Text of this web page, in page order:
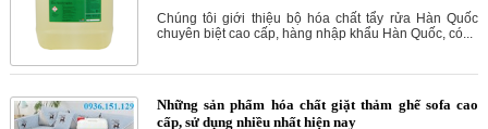
Chúng tôi giới thiệu bộ hóa chất tẩy rửa Hàn Quốc
chuyên biệt cao cấp, hàng nhập khẩu Hàn Quốc, có...
Những sản phẩm hóa chất giặt thảm ghế sofa cao
cấp, sử dụng nhiều nhất hiện nay